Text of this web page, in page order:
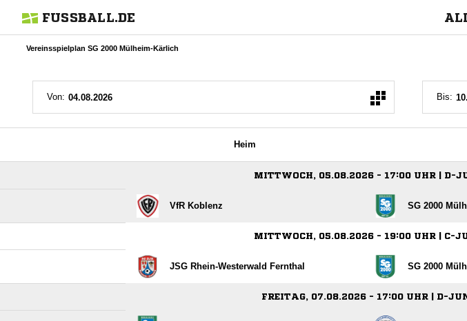
FUSSBALL.DE
Vereinsspielplan SG 2000 Mülheim-Kärlich
Von: Bis:
Heim
MITTWOCH, 05.08.2026 - 17:00 UHR | D-
VfR Koblenz SG 2000
MITTWOCH, 05.08.2026 - 19:00 UHR | C-
JSG Rhein-Westerwald Fernthal SG 2000
FREITAG, 07.08.2026 - 17:00 UHR | D-